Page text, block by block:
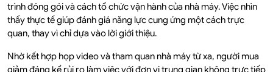
trình đóng gói và cách tổ chức vận hành của nhà máy. Việc nhìn
thấy thực tế giúp đánh giá năng lực cung ứng một cách trực
quan, thay vì chỉ dựa vào lời giới thiệu.
Nhờ kết hợp họp video và tham quan nhà máy từ xa, người mua